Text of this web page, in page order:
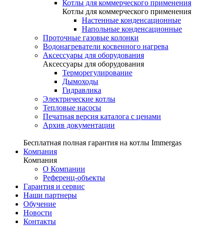
Котлы для коммерческого применения
Котлы для коммерческого применения
Настенные конденсационные
Напольные конденсационные
Проточные газовые колонки
Водонагреватели косвенного нагрева
Аксессуары для оборудования
Аксессуары для оборудования
Терморегулирование
Дымоходы
Гидравлика
Электрические котлы
Тепловые насосы
Печатная версия каталога с ценами
Архив документации
Бесплатная полная гарантия на котлы Immergas
Компания
Компания
О Компании
Референц-объекты
Гарантия и сервис
Наши партнеры
Обучение
Новости
Контакты